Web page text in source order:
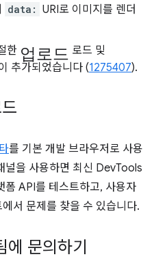
data: URI로 이미지를 렌더
한 업로드 로드 및
추가되었습니다 (1275407).
를 기본 개발 브라우저로 사용
널을 사용하면 최신 DevTools
폼 API를 테스트하고, 사용자
서 문제를 찾을 수 있습니다.
문의하기